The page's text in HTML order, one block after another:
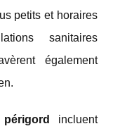
petits et horaires
sanitaires
également
incluent